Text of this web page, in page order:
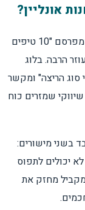
אונליין?
התשובה: כן, אבל רק אם הוא אסטרטגי. בלוג שמפרסם "10 טיפים
הרבה. בלוג
סוג הריצה" ומקשר
שמזרים כוח
בשני מישורים:
יכולים לתפוס
מחזק את